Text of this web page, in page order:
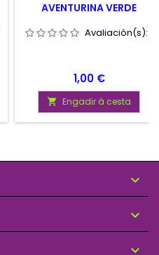
AVENTURINA VERDE
Avaliación(s):
Prezo
1,00 €
 Engadir á cesta


